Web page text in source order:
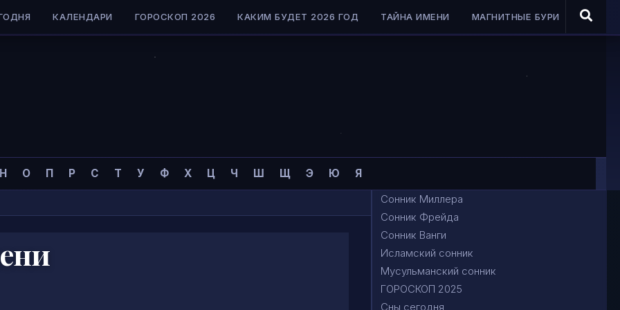
КАЛЕНДАРИ ГОРОСКОП 2026 КАКИМ БУДЕТ 2026 ГОД ТАЙНА ИМЕНИ МАГНИТНЫЕ БУРИ
Н О П Р С Т У Ф Х Ц Ч Ш Щ Э Ю Я
Сонник Миллера
Сонник Фрейда
Сонник Ванги
Исламский сонник
Мусульманский сонник
ГОРОСКОП 2025
Сны сегодня